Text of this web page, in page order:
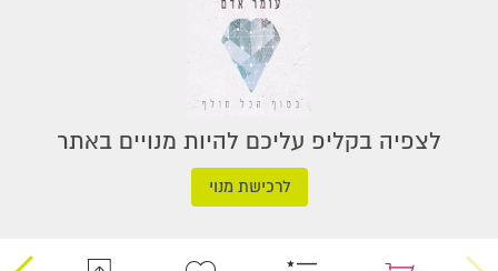
לצפיה בקליפ עליכם להיות מנויים באתר
לרכישת מנוי